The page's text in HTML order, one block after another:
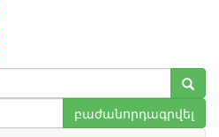
բաժանորդագրվել